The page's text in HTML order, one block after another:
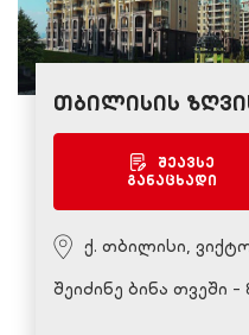
თბილისის
შეავსე
განაცხადი
ქ. თბილისი,
შეიძინე ბინა თვეში